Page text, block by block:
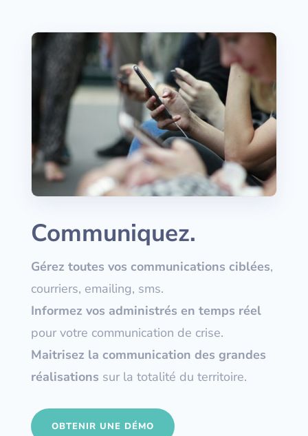
Communiquez.
Gérez toutes vos communications ciblées,
courriers, emailing, sms.
Informez vos administrés en temps réel
pour votre communication de crise.
Maitrisez la communication des grandes
réalisations sur la totalité du territoire.
OBTENIR UNE DÉMO